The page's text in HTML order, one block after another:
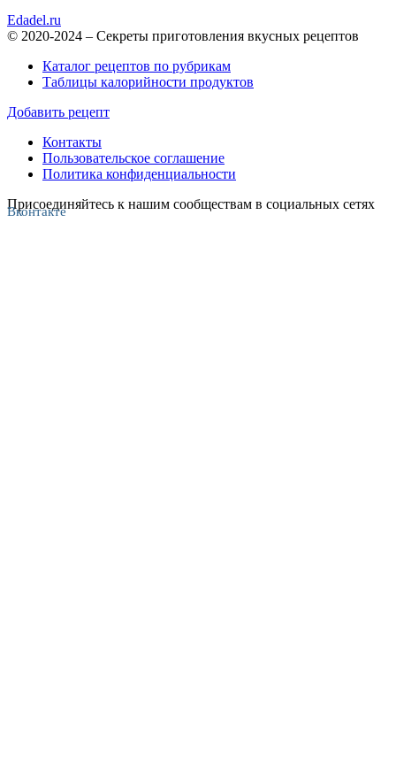
Edadel.ru
© 2020-2024 – Секреты приготовления вкусных рецептов
Каталог рецептов по рубрикам
Таблицы калорийности продуктов
Добавить рецепт
Контакты
Пользовательское соглашение
Политика конфиденциальности
Присоединяйтесь к нашим сообществам в социальных сетях
Вконтакте